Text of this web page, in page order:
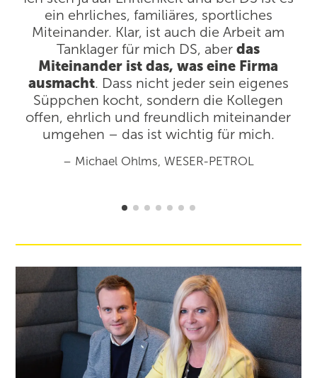
– Michael Ohlms, WESER-PETROL
ein ehrliches, familiäres, sportliches
Miteinander. Klar, ist auch die Arbeit am
Tanklager für mich DS, aberdas
Miteinander ist das, was eine Firma
ausmacht. Dass nicht jeder sein eigenes
Süppchen kocht, sondern die Kollegen
offen, ehrlich und freundlich miteinander
umgehen – das ist wichtig für mich.